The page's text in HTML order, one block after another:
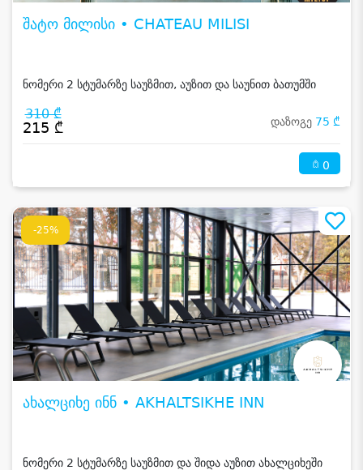
შატო მილისი • CHATEAU MILISI
ნომერი 2 სტუმარზე საუზმით, აუზით და საუნით ბათუმში
310 ₾
215 ₾ დაზოგე 75 ₾
0
-25%
ახალციხე ინნ • AKHALTSIKHE INN
ნომერი 2 სტუმარზე საუზმით და შიდა აუზით ახალციხეში